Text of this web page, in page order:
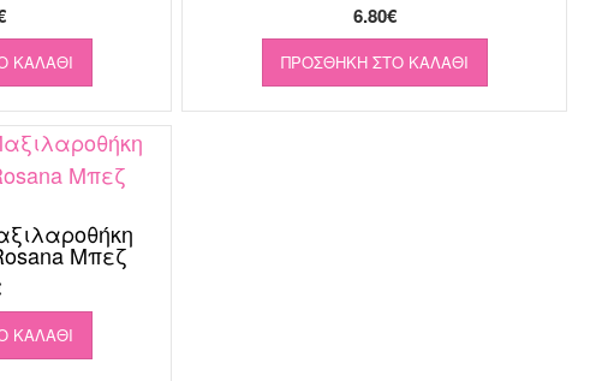
ΚΑΛΆΘΙ
6.80€
ΠΡΟΣΘΉΚΗ ΣΤΟ ΚΑΛΆΘΙ
Μπεζ
ΚΑΛΆΘΙ